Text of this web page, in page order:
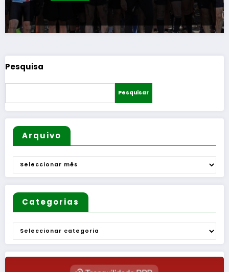
Pesquisa
Pesquisar
Arquivo
Arquivo
Categorias
Categorias